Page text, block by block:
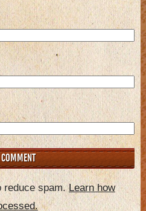
reduce spam.Learn how